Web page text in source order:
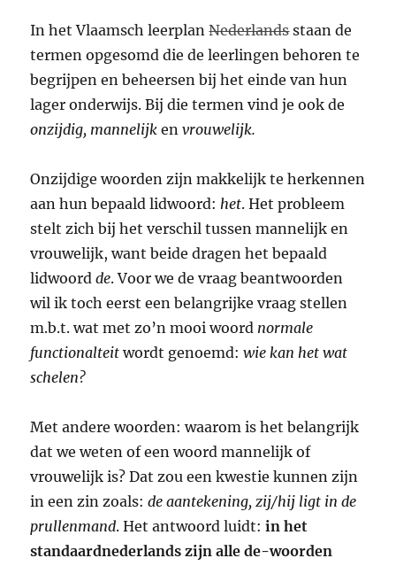
In het Vlaamsch leerplanNederlandsstaan de
termen opgesomd die de leerlingen behoren te
begrijpen en beheersen bij het einde van hun
lager onderwijs. Bij die termen vind je ook de
onzijdig, mannelijken vrouwelijk.
Onzijdige woorden zijn makkelijk te herkennen
aan hun bepaald lidwoord:het. Het probleem
stelt zich bij het verschil tussen mannelijk en
vrouwelijk, want beide dragen het bepaald
lidwoordde. Voor we de vraag beantwoorden
wil ik toch eerst een belangrijke vraag stellen
m.b.t. wat met zo’n mooi woord normale
functionalteit wordt genoemd:wie kan het wat
schelen?
Met andere woorden: waarom is het belangrijk
dat we weten of een woord mannelijk of
vrouwelijk is? Dat zou een kwestie kunnen zijn
in een zin zoals:de aantekening, zij/hij ligt in de
prullenmand. Het antwoord luidt:in het
standaardnederlands zijn alle de-woorden